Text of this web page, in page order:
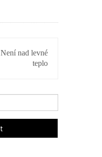
Není nad levné
teplo